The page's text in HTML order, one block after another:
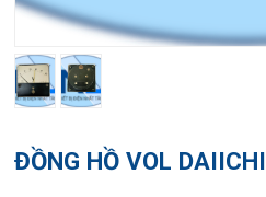
ĐỒNG HỒ VOL DAIICHI